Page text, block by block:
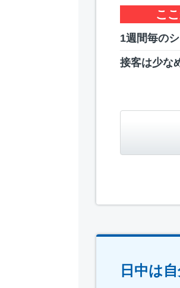
こ
1週間毎の
接客は少な
日中は